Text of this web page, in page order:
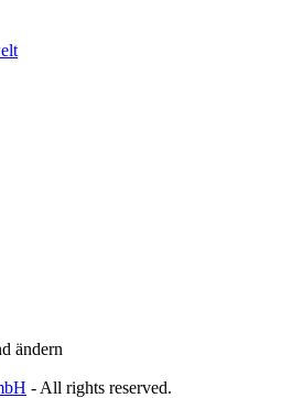
ändern
- All rights reserved.